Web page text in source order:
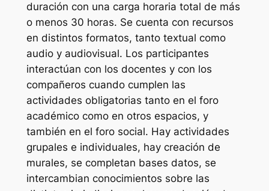
duración con una carga horaria total de más
o menos 30 horas. Se cuenta con recursos
en distintos formatos, tanto textual como
audio y audiovisual. Los participantes
interactúan con los docentes y con los
compañeros cuando cumplen las
actividades obligatorias tanto en el foro
académico como en otros espacios, y
también en el foro social. Hay actividades
grupales e individuales, hay creación de
murales, se completan bases datos, se
intercambian conocimientos sobre las